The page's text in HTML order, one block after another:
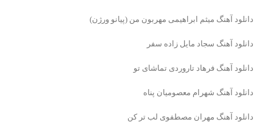
دانلود آهنگ میثم ابراهیمی مهربون من (پیانو ورژن)
دانلود آهنگ سجاد مایل زاده سفر
دانلود آهنگ فرهاد تاروردی تماشای تو
دانلود آهنگ شهرام معصومیان پناه
دانلود آهنگ مهران مصطفوی لب تر کن